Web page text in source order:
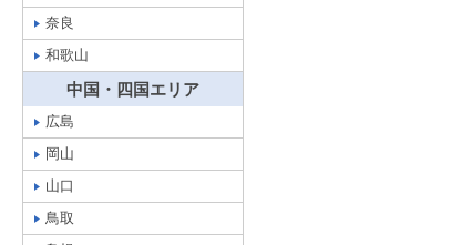
奈良
和歌山
中国・四国エリア
広島
岡山
山口
鳥取